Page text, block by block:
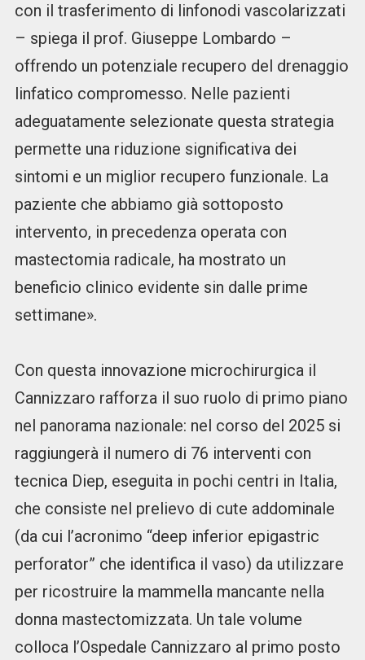
con il trasferimento di linfonodi vascolarizzati
– spiega il prof. Giuseppe Lombardo –
offrendo un potenziale recupero del drenaggio
linfatico compromesso. Nelle pazienti
adeguatamente selezionate questa strategia
permette una riduzione significativa dei
sintomi e un miglior recupero funzionale. La
paziente che abbiamo già sottoposto
intervento, in precedenza operata con
mastectomia radicale, ha mostrato un
beneficio clinico evidente sin dalle prime
settimane».
Con questa innovazione microchirurgica il
Cannizzaro rafforza il suo ruolo di primo piano
nel panorama nazionale: nel corso del 2025 si
raggiungerà il numero di 76 interventi con
tecnica Diep, eseguita in pochi centri in Italia,
che consiste nel prelievo di cute addominale
(da cui l’acronimo “deep inferior epigastric
perforator” che identifica il vaso) da utilizzare
per ricostruire la mammella mancante nella
donna mastectomizzata. Un tale volume
colloca l’Ospedale Cannizzaro al primo posto